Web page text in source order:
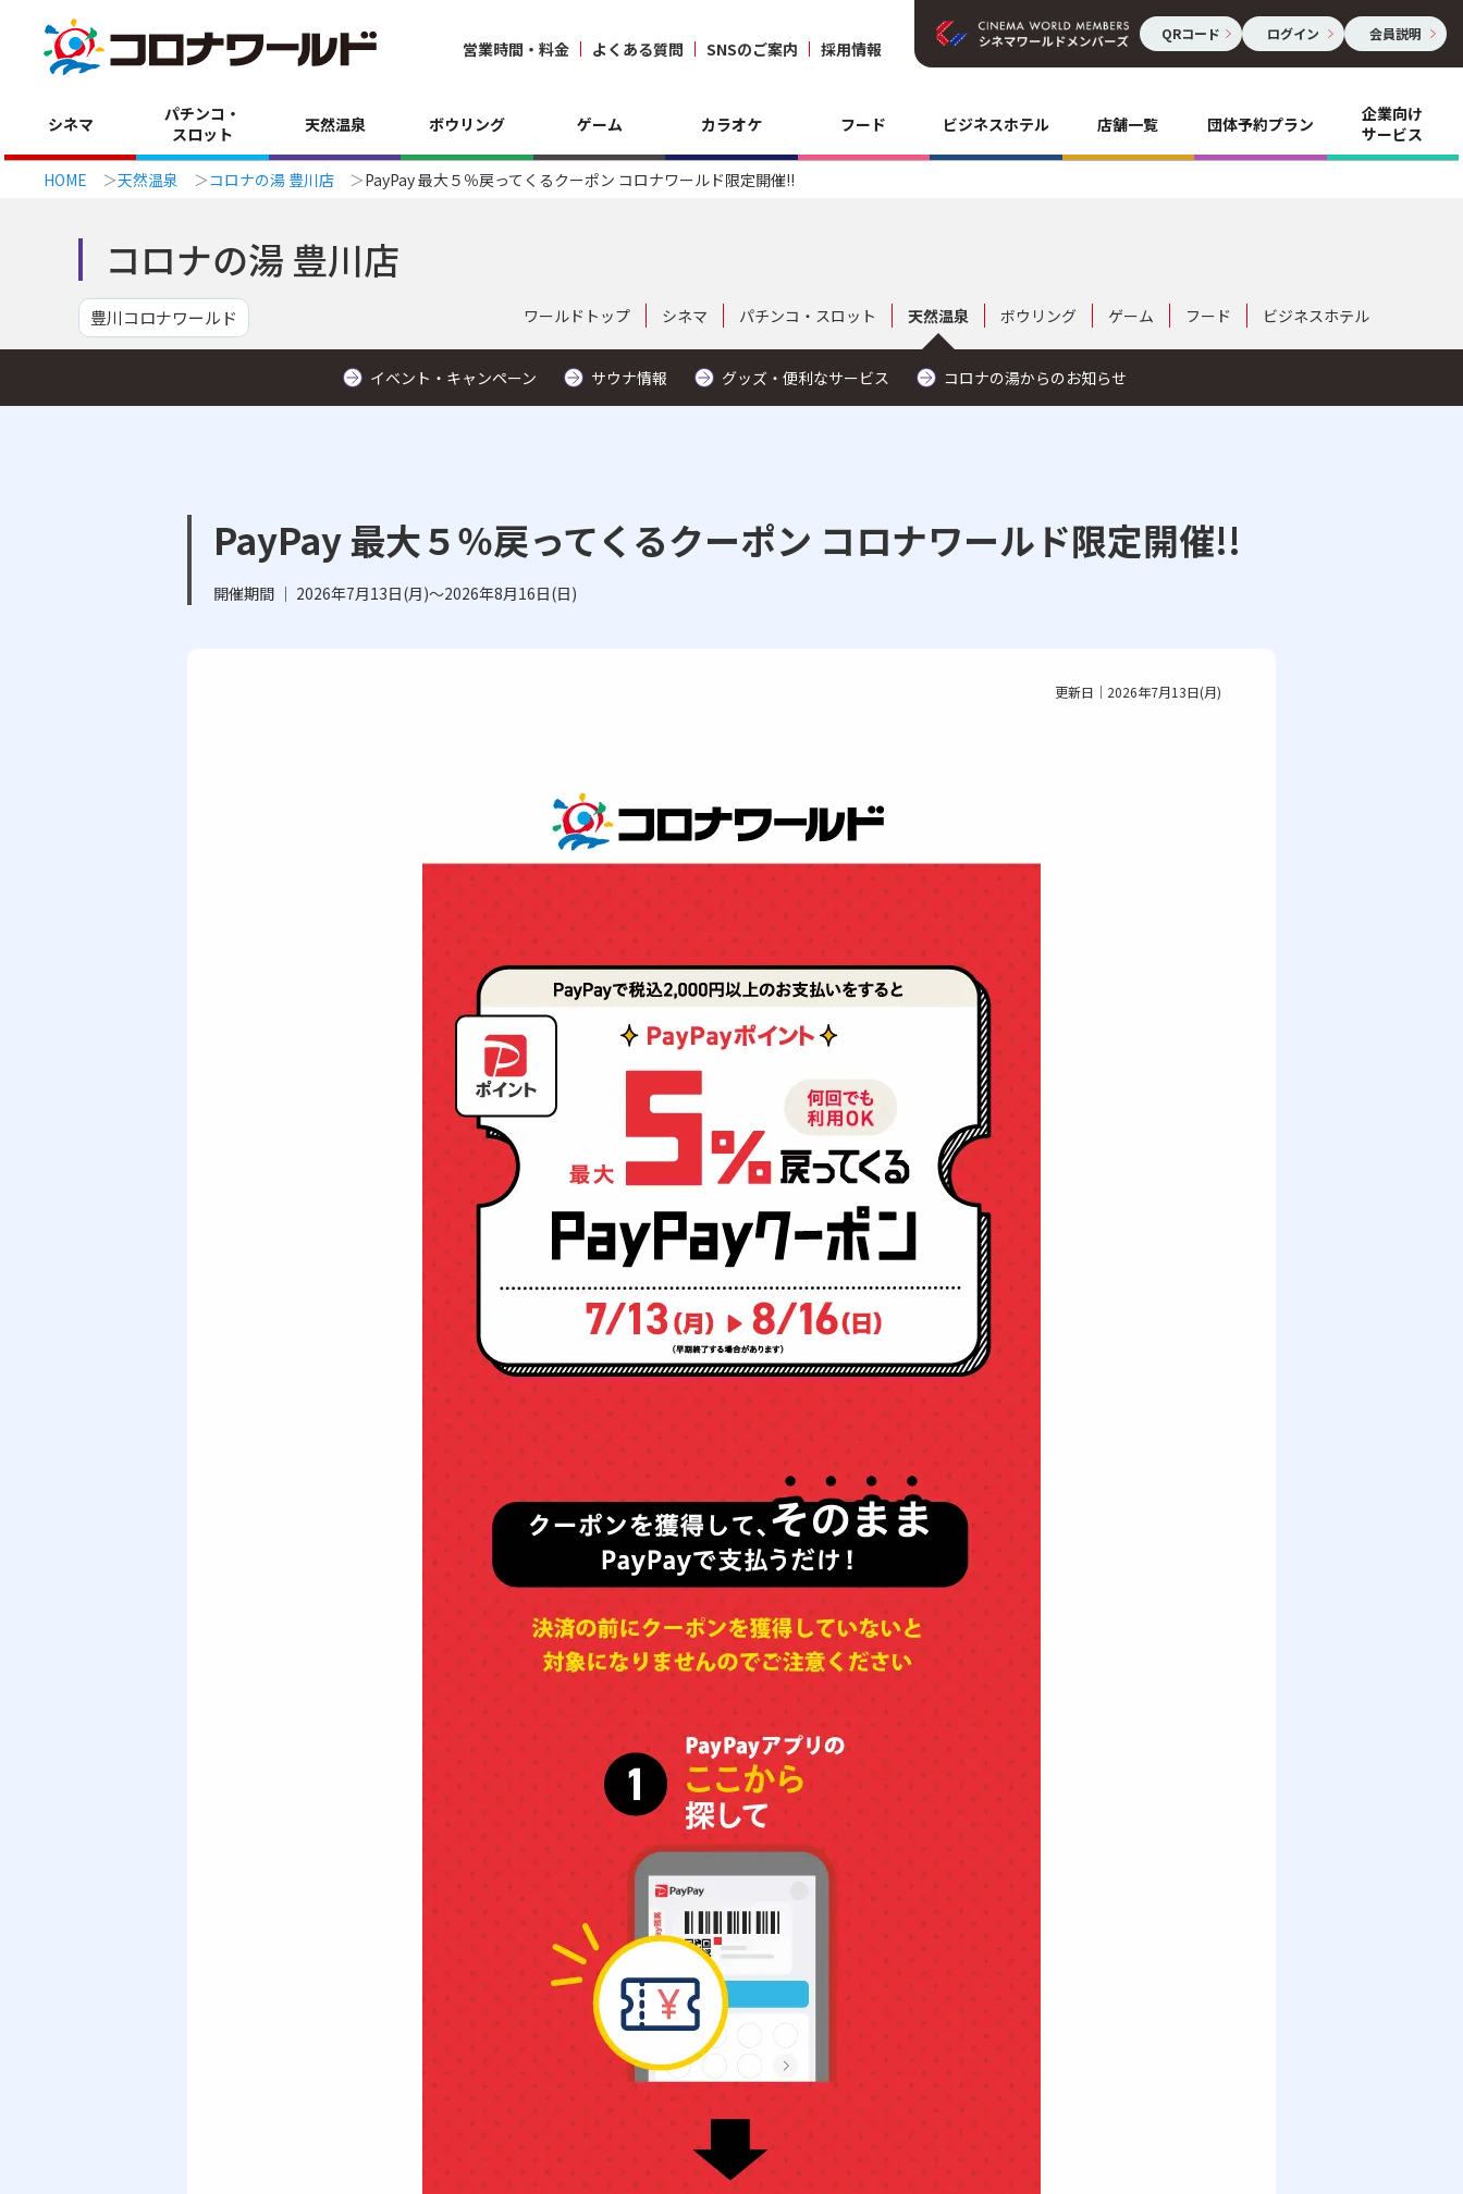
営業時間・料金 よくある質問 SNSのご案内 採用情報
QRコード ログイン 会員説明
シネマ
パチンコ・
スロット
天然温泉 ボウリング ゲーム カラオケ フード ビジネスホテル 店舗一覧 団体予約プラン
企業向け
サービス
HOME 天然温泉 コロナの湯 豊川店 PayPay 最大５％戻ってくるクーポン コロナワールド限定開催!!
コロナの湯 豊川店
豊川コロナワールド ワールドトップ シネマ パチンコ・スロット 天然温泉 ボウリング ゲーム フード ビジネスホテル
イベント・キャンペーン サウナ情報 グッズ・便利なサービス コロナの湯からのお知らせ
PayPay 最大５％戻ってくるクーポン コロナワールド限定開催!!
開催期間 ｜ 2026年7月13日(月)～2026年8月16日(日)
更新日｜2026年7月13日(月)